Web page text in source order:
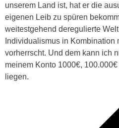
unserem Land ist, hat er die
eigenen Leib zu spüren
weitestgehend deregulierte
Individualismus in Kombination
vorherrscht. Und dem kann ich
meinem Konto 1000€,
liegen.